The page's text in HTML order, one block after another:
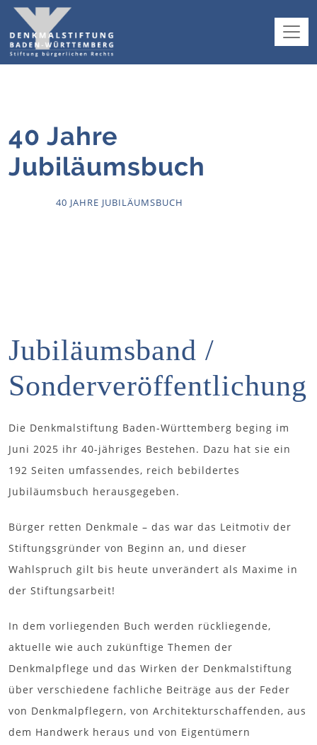
40 Jahre
Jubiläumsbuch
40 JAHRE JUBILÄUMSBUCH
Jubiläumsband /
Sonder­veröffentlichung
Die Denkmalstiftung Baden-Württemberg beging im
Juni 2025 ihr 40-jähriges Bestehen. Dazu hat sie ein
192 Seiten umfassendes, reich bebildertes
Jubiläumsbuch herausgegeben.
Bürger retten Denkmale – das war das Leitmotiv der
Stiftungsgründer von Beginn an, und dieser
Wahlspruch gilt bis heute unverändert als Maxime in
der Stiftungsarbeit!
In dem vorliegenden Buch werden rückliegende,
aktuelle wie auch zukünftige Themen der
Denkmalpflege und das Wirken der Denkmalstiftung
über verschiedene fachliche Beiträge aus der Feder
von Denkmalpflegern, von Architekturschaffenden, aus
dem Handwerk heraus und von Eigentümern